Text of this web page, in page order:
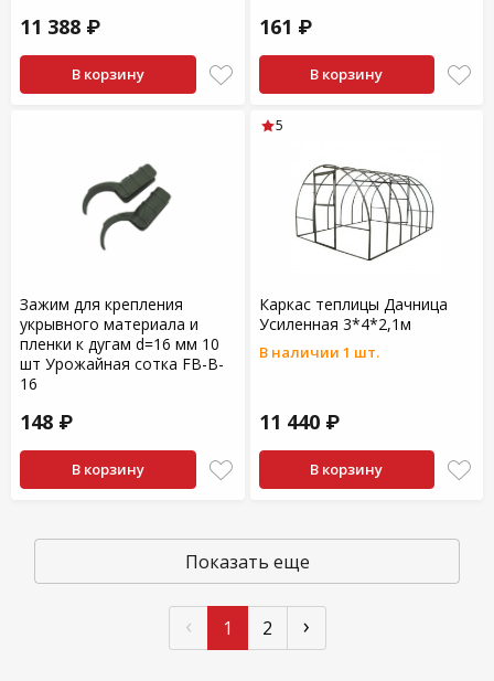
11 388 ₽
В корзину
161 ₽
В корзину
Зажим для крепления
укрывного материала и
пленки к дугам d=16 мм 10
шт Урожайная сотка FB-B-
16
148 ₽
В корзину
Каркас теплицы Дачница
Усиленная 3*4*2,1м
В наличии 1 шт.
11 440 ₽
В корзину
5
Показать еще
‹ 1 2 ›